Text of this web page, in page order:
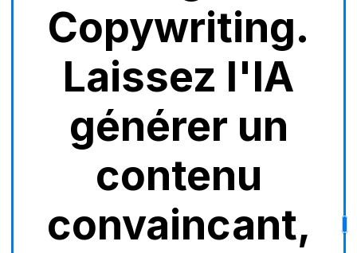
Copywriting.
Laissez l'IA
générer un
contenu
convaincant,